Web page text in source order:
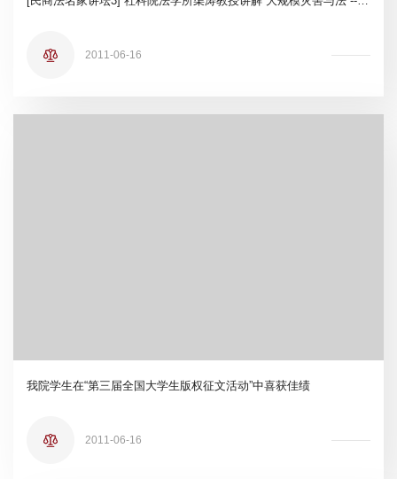
2011-06-16
我院学生在“第三届全国大学生版权征文活动”中喜获佳绩
2011-06-16